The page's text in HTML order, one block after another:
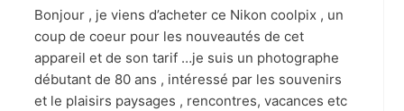
Bonjour , je viens d’acheter ce Nikon coolpix , un
coup de coeur pour les nouveautés de cet
appareil et de son tarif …je suis un photographe
débutant de 80 ans , intéressé par les souvenirs
et le plaisirs paysages , rencontres, vacances etc